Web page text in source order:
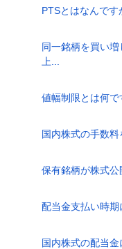
PTSとはなんです
同一銘柄を買い増
上...
値幅制限とは何で
国内株式の手数料
保有銘柄が株式公
配当金支払い時期
国内株式の配当